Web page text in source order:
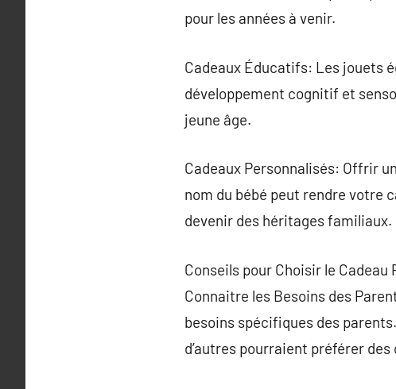
pour les années à venir.
Cadeaux Éducatifs: Les jouets
développement cognitif et
jeune âge.
Cadeaux Personnalisés: Offrir
nom du bébé peut rendre votre
devenir des héritages familiaux.
Conseils pour Choisir le Cadeau
Connaitre les Besoins des
besoins spécifiques des
d’autres pourraient préférer